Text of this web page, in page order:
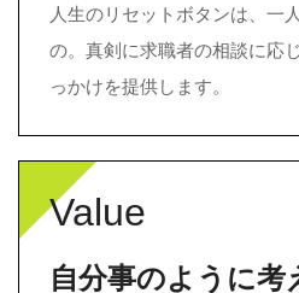
人生のリセットボタンは、一
の。真剣に求職者の相談に応
っかけを提供します。
Value
自分事のように考